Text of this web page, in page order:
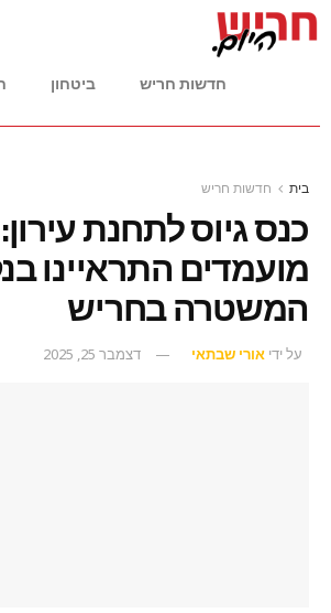
חדשות חריש ביטחון
בית חדשות חריש
כנס גיוס לתחנת
מועמדים התראיינו
המשטרה בחריש
על ידי אורי שבתאי דצמבר 25, 2025